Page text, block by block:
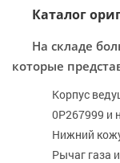
Каталог
На складе
которые
Корпус
0P267999 и
Нижний
Рычаг газа